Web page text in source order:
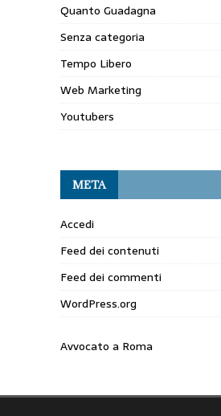
Quanto Guadagna
Senza categoria
Tempo Libero
Web Marketing
Youtubers
META
Accedi
Feed dei contenuti
Feed dei commenti
WordPress.org
Avvocato a Roma